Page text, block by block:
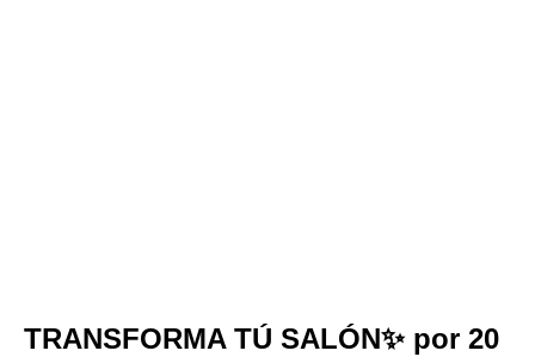
TRANSFORMA TÚ SALÓN✨ por 20